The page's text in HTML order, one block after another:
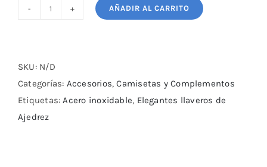
Ajedrez
Rey
y
AÑADIR AL CARRITO
SKU: N/D
Categorías: Accesorios,Camisetas y Complementos
Etiquetas:Acero inoxidable, Elegantes llaveros de
Ajedrez